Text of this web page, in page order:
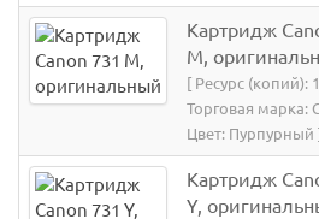
Картридж
M,
[ Ресурс (копий):
Торговая марка:
Цвет: Пурпурный ]
Картридж
Y,